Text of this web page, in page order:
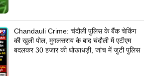
Chandauli Crime: चंदौली पुलिस के बैंक चेकिंग
की खुली पोल, मुगलसराय के बाद चंदौली में एटीएम
बदलकर 30 हजार की धोखाधड़ी, जांच में जुटी पुलिस